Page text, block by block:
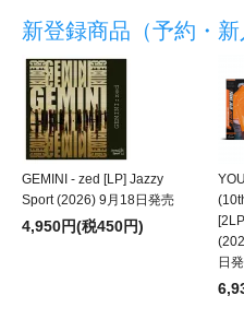
日発売
Remix) [7"] 株式会社ランブリ
28日発売
■ 8/6【予約開始】aimi /
Foolish / Rock the Boat [7"] イ
月4日発売
【予約開始】DJ Mitsu
& HUNGER (GAGLE) [7"] イン
(2026) 10月28日発売
■ 8/5【予約開始】二階堂和美 -
(2026)【限定生産盤】11月18日
【予約開始】BANYAROZ
CUMBIA [7"] 862&co (2026) 9
新登録商品（予約・新
GEMINI - zed [LP] Jazzy
Sport (2026) 9月18日発売
4,950円(税450円)
日